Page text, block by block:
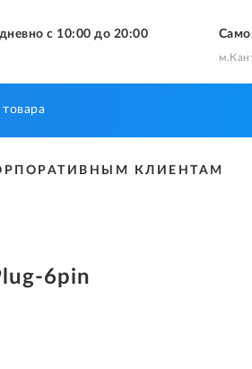
с 10:00 до 20:00
КЛИЕНТАМ
6pin